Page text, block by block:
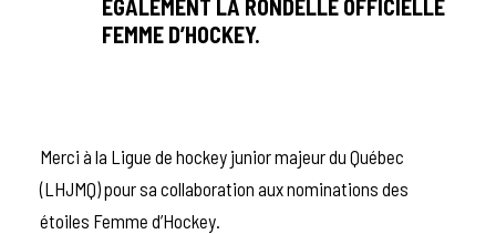
ÉGALEMENT LA RONDELLE OFFICIELLE
FEMME D’HOCKEY.
Merci à la Ligue de hockey junior majeur du Québec
(LHJMQ) pour sa collaboration aux nominations des
étoiles Femme d’Hockey.